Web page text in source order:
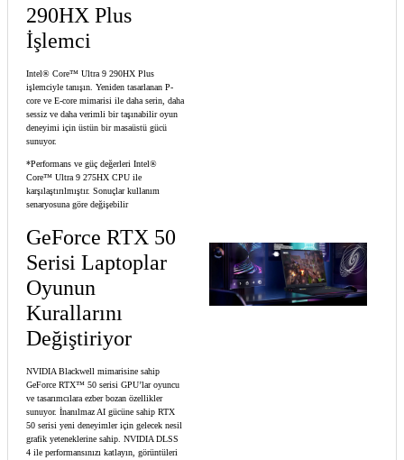
290HX Plus
İşlemci
Intel® Core™ Ultra 9 290HX Plus
işlemciyle tanışın. Yeniden tasarlanan P-
core ve E-core mimarisi ile daha serin, daha
sessiz ve daha verimli bir taşınabilir oyun
deneyimi için üstün bir masaüstü gücü
sunuyor.
*Performans ve güç değerleri Intel®
Core™ Ultra 9 275HX CPU ile
karşılaştırılmıştır. Sonuçlar kullanım
senaryosuna göre değişebilir
GeForce RTX 50
Serisi Laptoplar
Oyunun
Kurallarını
Değiştiriyor
NVIDIA Blackwell mimarisine sahip
GeForce RTX™ 50 serisi GPU’lar oyuncu
ve tasarımcılara ezber bozan özellikler
sunuyor. İnanılmaz AI gücüne sahip RTX
50 serisi yeni deneyimler için gelecek nesil
grafik yeteneklerine sahip. NVIDIA DLSS
4 ile performansınızı katlayın, görüntüleri